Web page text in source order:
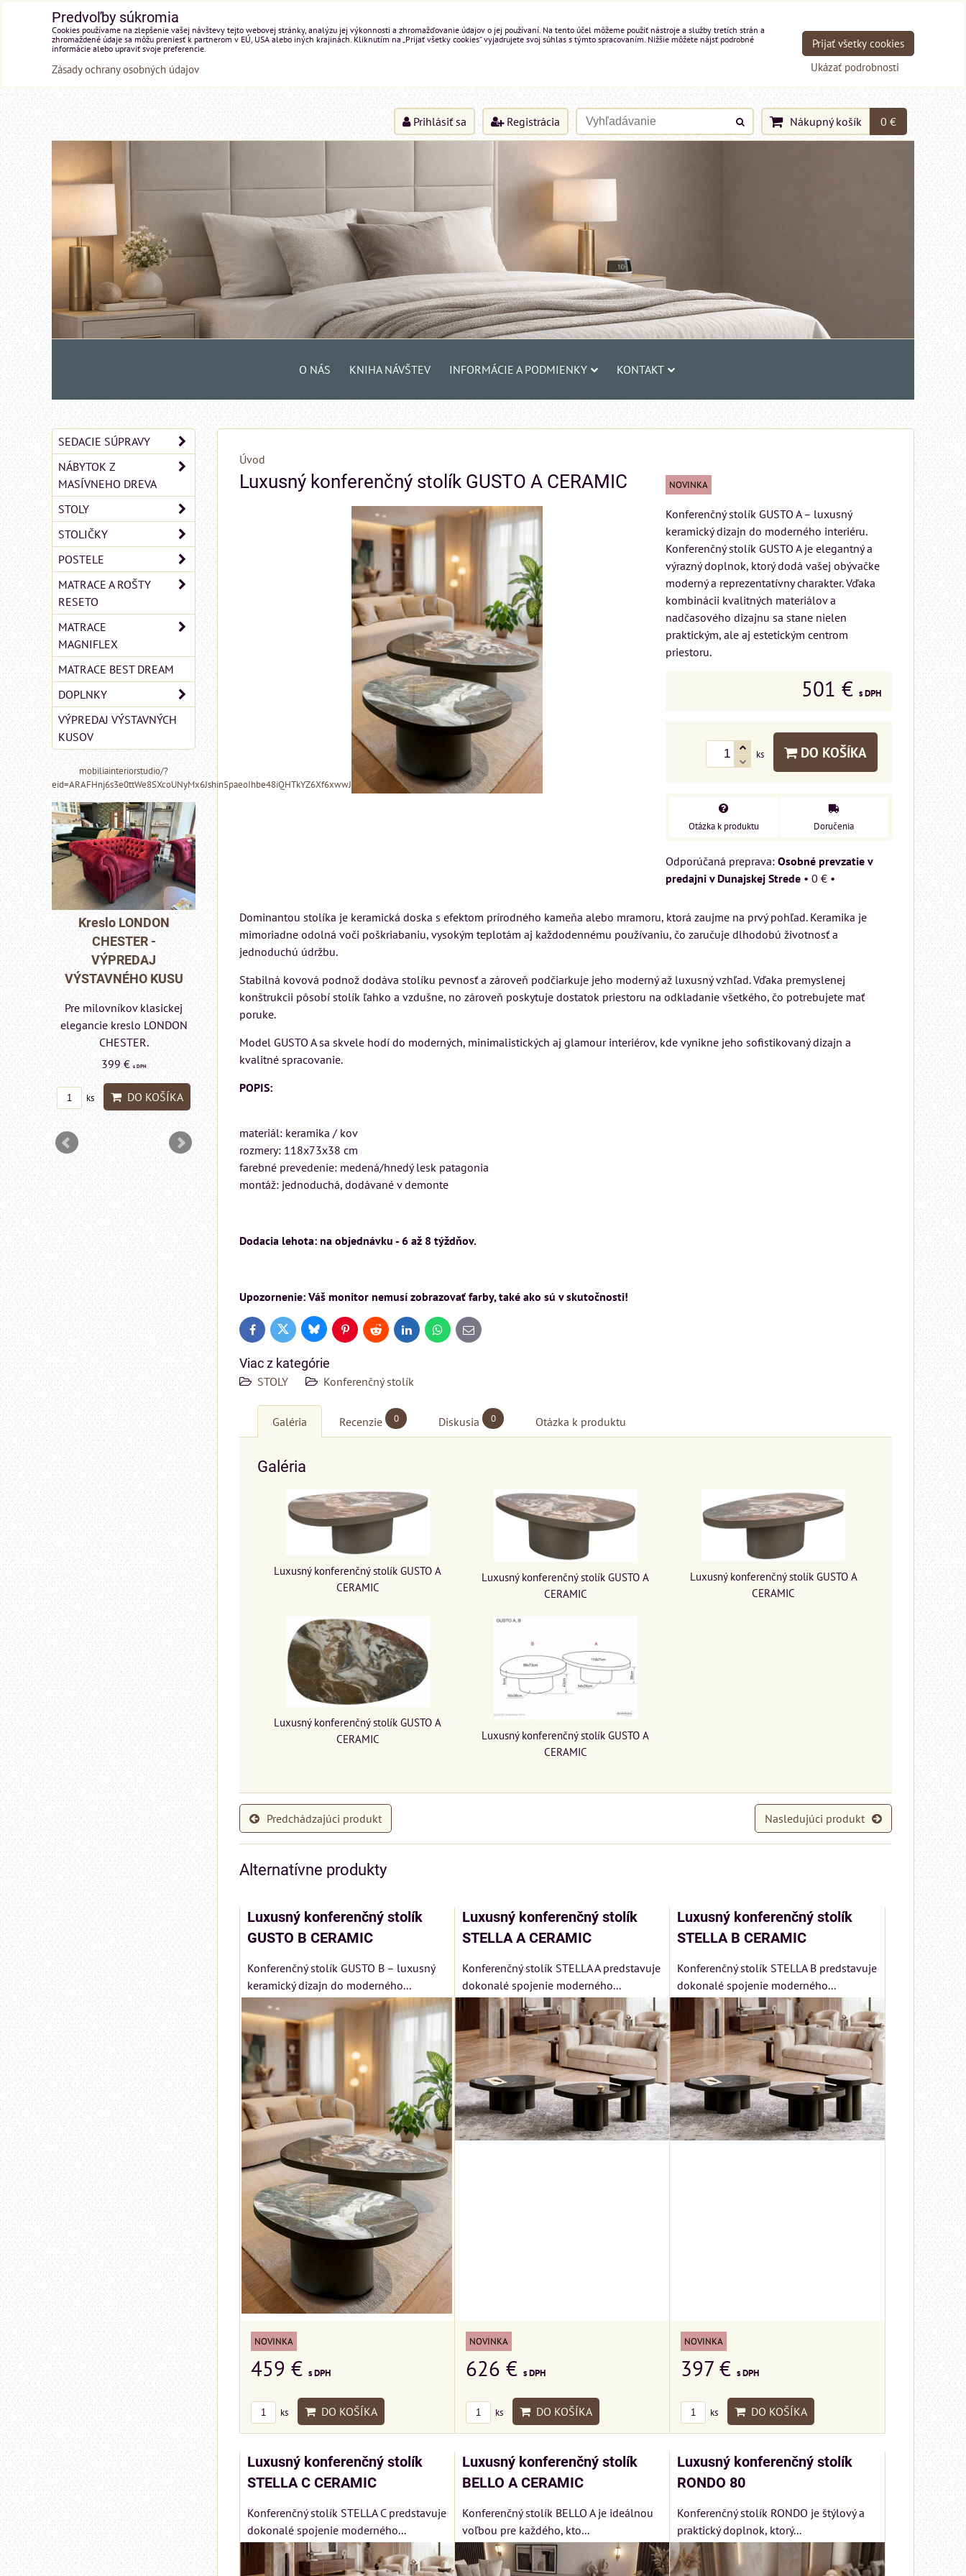
Prihlásiť sa Registrácia Nákupný košík 0 €
O NÁS KNIHA NÁVŠTEV INFORMÁCIE A PODMIENKY KONTAKT
Úvod
Luxusný konferenčný stolík GUSTO A CERAMIC NOVINKA
Konferenčný stolík GUSTO A – luxusný
keramický dizajn do moderného interiéru.
Konferenčný stolík GUSTO A je elegantný a
výrazný doplnok, ktorý dodá vašej obývačke
moderný a reprezentatívny charakter. Vďaka
kombinácii kvalitných materiálov a
nadčasového dizajnu sa stane nielen
praktickým, ale aj estetickým centrom
priestoru.
501 € s DPH
ks DO KOŠÍKA
Otázka k produktu Doručenia
Osobné prevzatie v
predajni v Dunajskej Strede • 0 € •
Dominantou stolíka je keramická doska s efektom prírodného kameňa alebo mramoru, ktorá zaujme na prvý pohľad. Keramika je
mimoriadne odolná voči poškriabaniu, vysokým teplotám aj každodennému používaniu, čo zaručuje dlhodobú životnosť a
jednoduchú údržbu.
Stabilná kovová podnož dodáva stolíku pevnosť a zároveň podčiarkuje jeho moderný až luxusný vzhľad. Vďaka premyslenej
konštrukcii pôsobí stolík ľahko a vzdušne, no zároveň poskytuje dostatok priestoru na odkladanie všetkého, čo potrebujete mať
poruke.
Model GUSTO A sa skvele hodí do moderných, minimalistických aj glamour interiérov, kde vynikne jeho sofistikovaný dizajn a
kvalitné spracovanie.
POPIS:
materiál: keramika / kov
rozmery: 118x73x38 cm
farebné prevedenie: medená/hnedý lesk patagonia
montáž: jednoduchá, dodávané v demonte
Dodacia lehota: na objednávku - 6 až 8 týždňov.
Upozornenie: Váš monitor nemusí zobrazovať farby, také ako sú v skutočnosti!
FacebookTwitter BlueskyPinterestReddit LinkedInWhatsApp
E-
mail
Viac z kategórie
STOLY Konferenčný stolík
Galéria Recenzie 0 Diskusia 0 Otázka k produktu
Galéria
Luxusný konferenčný stolík GUSTO A
CERAMIC
Luxusný konferenčný stolík GUSTO A
CERAMIC
Luxusný konferenčný stolík GUSTO A
CERAMIC
Luxusný konferenčný stolík GUSTO A
CERAMIC
Luxusný konferenčný stolík GUSTO A
CERAMIC
Predchádzajúci produkt Nasledujúci produkt
Alternatívne produkty
Luxusný konferenčný stolík
GUSTO B CERAMIC
Konferenčný stolík GUSTO B – luxusný
keramický dizajn do moderného...
NOVINKA
459 € s DPH
ks DO KOŠÍKA
Luxusný konferenčný stolík
STELLA A CERAMIC
Konferenčný stolík STELLA A predstavuje
dokonalé spojenie moderného...
NOVINKA
626 € s DPH
ks DO KOŠÍKA
Luxusný konferenčný stolík
STELLA B CERAMIC
Konferenčný stolík STELLA B predstavuje
dokonalé spojenie moderného...
NOVINKA
397 €s DPH
ks DO KOŠÍKA
Luxusný konferenčný stolík
STELLA C CERAMIC
Konferenčný stolík STELLA C predstavuje
dokonalé spojenie moderného...
Luxusný konferenčný stolík
BELLO A CERAMIC
Konferenčný stolík BELLO A je ideálnou
voľbou pre každého, kto...
Luxusný konferenčný stolík
RONDO 80
Konferenčný stolík RONDO je štýlový a
praktický doplnok, ktorý...
SEDACIE SÚPRAVY
NÁBYTOK Z
MASÍVNEHO DREVA
STOLY
STOLIČKY
POSTELE
MATRACE A ROŠTY
RESETO
MATRACE
MAGNIFLEX
MATRACE BEST DREAM
DOPLNKY
VÝPREDAJ VÝSTAVNÝCH
KUSOV
mobiliainteriorstudio/?
eid=ARAFHnj6s3e0ttWe8SXcoUNyMx6Jshin5paeoIhbe48iQHTkYZ6Xf6xwwJSZBzuPmlN9Fp3bbTLrTV34
MIZAR - talianský
matrac 175x200 cm
Matrac MIZAR od
talianskeho systému
Rinaldi Bed System
ponúka...
699 € s DPH
ks DO KOŠÍKA
Pohovka LONDON
CHESTER -
VÝPREDAJ
VÝSTAVNÉHO KUSU
Pre milovníkov klasickej
elegancie kreslo a
pohovka LONDON
CHESTER.
599 €
Kreslo LONDON
CHESTER -
VÝSTAVNÉHO KUSU
Pre milovníkov klasickej
CHESTER.
matrac 175x200 cm
Matrac MIZAR od
Rinaldi Bed System
ponúka...
DO KOŠÍKA
Predvoľby súkromia
Cookies používame na zlepšenie vašej návštevy tejto webovej stránky, analýzu jej výkonnosti a zhromažďovanie údajov o jej používaní. Na tento účel môžeme použiť nástroje a služby tretích strán a
zhromaždené údaje sa môžu preniesť k partnerom v EÚ, USA alebo iných krajinách. Kliknutím na „Prijať všetky cookies“ vyjadrujete svoj súhlas s týmto spracovaním. Nižšie môžete nájsť podrobné
informácie alebo upraviť svoje preferencie.
Zásady ochrany osobných údajov Ukázať podrobnosti
Prijať všetky cookies